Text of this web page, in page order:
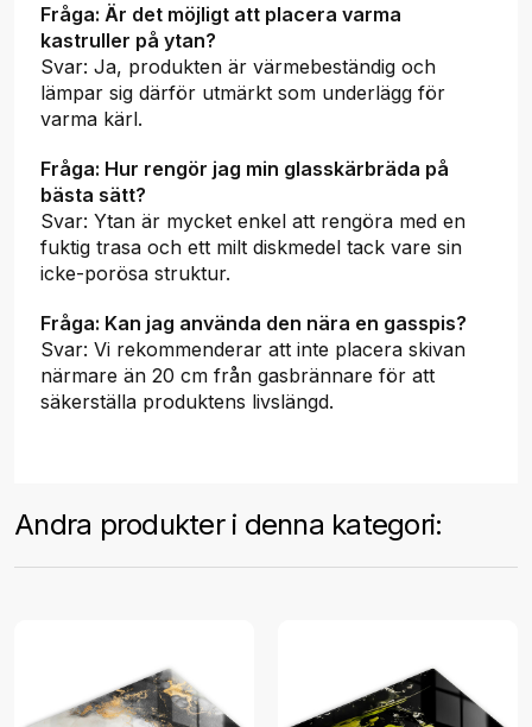
Fråga: Är det möjligt att placera varma
kastruller på ytan?
Svar: Ja, produkten är värmebeständig och
lämpar sig därför utmärkt som underlägg för
varma kärl.
Fråga: Hur rengör jag min glasskärbräda på
bästa sätt?
Svar: Ytan är mycket enkel att rengöra med en
fuktig trasa och ett milt diskmedel tack vare sin
icke-porösa struktur.
Fråga: Kan jag använda den nära en gasspis?
Svar: Vi rekommenderar att inte placera skivan
närmare än 20 cm från gasbrännare för att
säkerställa produktens livslängd.
Andra produkter i denna kategori: